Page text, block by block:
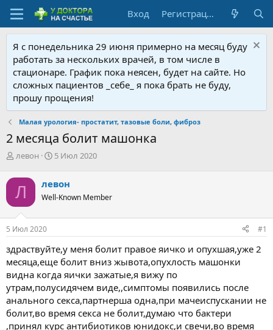
Вход Регистрация
Я с понедельника 29 июня примерно на месяц буду
работать за нескольких врачей, в том числе в
стационаре. График пока неясен, будет на сайте. Но
сложных пациентов _себе_ я пока брать не буду,
прошу прощения!
Малая урология- простатит, тазовые боли, фиброз
2 месяца болит машонка
А
т
о
р
т
е
м
левон
Д
а
н
ч
а
5 Июл 2020
Л левон
Well-Known Member
5 Июл 2020 #1
здраствуйте,у меня болит правое яичко и опухшая,уже 2
месяца,еще болит вниз жывота,опухлость машонки
видна когда яички зажатые,я вижу по
утрам,полусидячем виде,,симптомы появились после
анального секса,партнерша одна,при мачеиспускании не
болит,во время секса не болит,думаю что бактери
,принял курс антибиотиков юнидокс,и свечи,во время